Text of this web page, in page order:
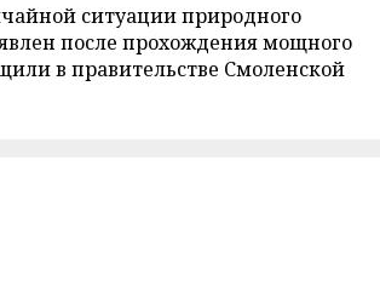
ситуации природного
после прохождения мощного
в правительстве Смоленской